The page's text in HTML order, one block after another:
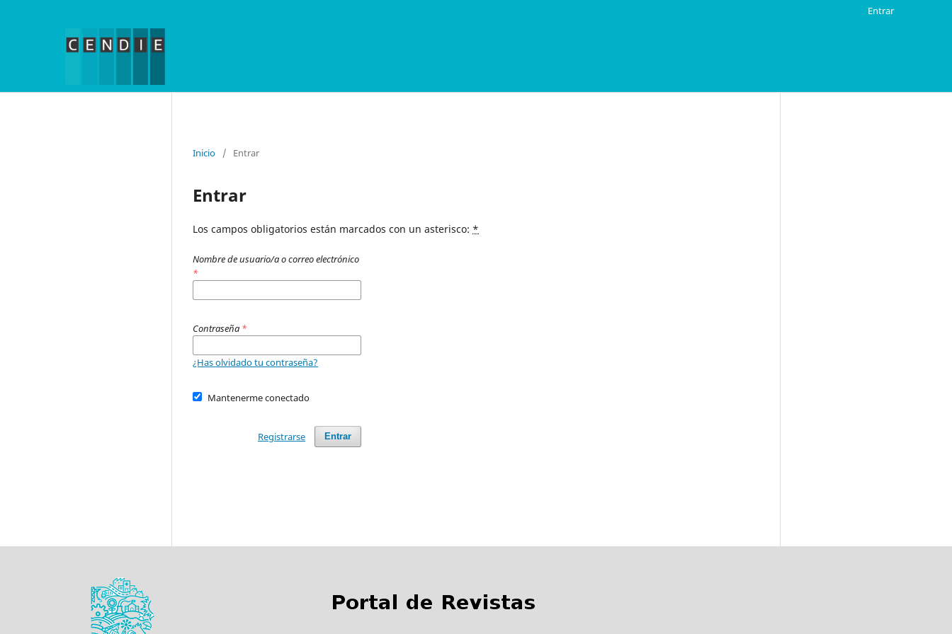
Entrar
Inicio / Entrar
Entrar
Los campos obligatorios están marcados con un asterisco: *
Nombre de usuario/a o correo electrónico
*
Contraseña *
¿Has olvidado tu contraseña?
Mantenerme conectado
Entrar
Registrarse